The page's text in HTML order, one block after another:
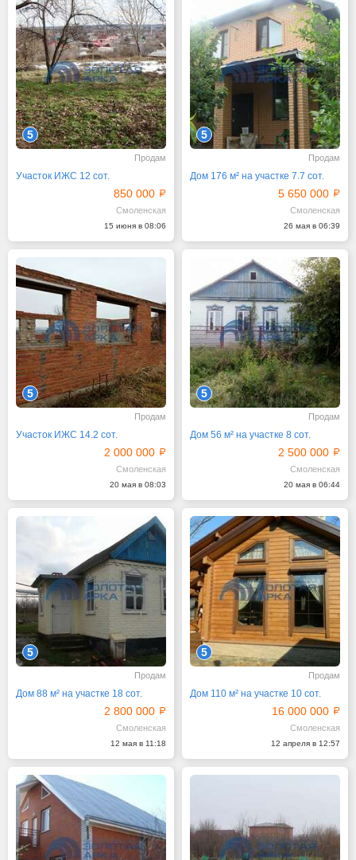
5
Продам
Участок ИЖС 12 сот.
850 000
Смоленская
15 июня в 08:06
5
Продам
Дом 176 м² на участке 7.7 сот.
5 650 000
Смоленская
26 мая в 06:39
5
Продам
Участок ИЖС 14.2 сот.
2 000 000
Смоленская
20 мая в 08:03
5
Продам
Дом 56 м² на участке 8 сот.
2 500 000
Смоленская
20 мая в 06:44
5
Продам
Дом 88 м² на участке 18 сот.
2 800 000
Смоленская
12 мая в 11:18
5
Продам
Дом 110 м² на участке 10 сот.
16 000 000
Смоленская
12 апреля в 12:57